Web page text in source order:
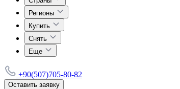
Регионы
Купить
Снять
Еще
+90(507)705-80-82
Оставить заявку